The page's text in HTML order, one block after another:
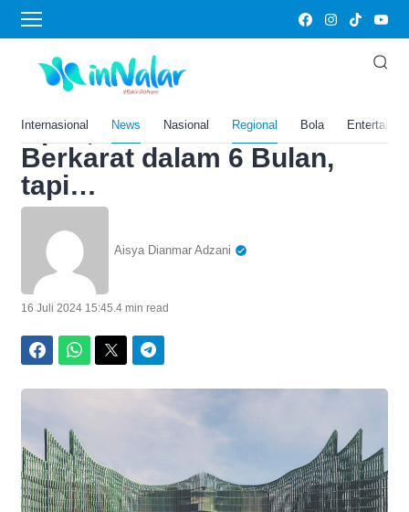
Internasional News Nasional Regional Bola
Home›News
Material Bilah Garuda di
Kantor Presiden IKN Senilai
Rp11,96 Triliun Bakal
Berkarat dalam 6 Bulan,
tapi…
Aisya Dianmar Adzani
16 Juli 2024 15:45.4 min read